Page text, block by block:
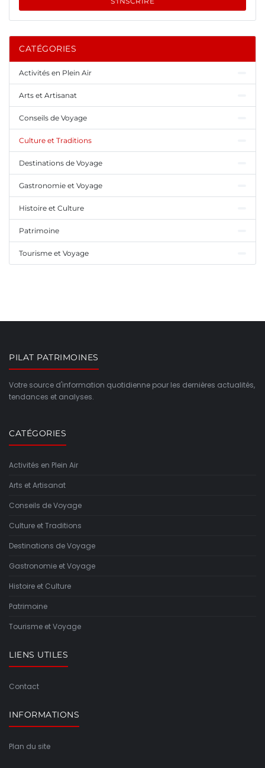
CATÉGORIES
Activités en Plein Air
Arts et Artisanat
Conseils de Voyage
Culture et Traditions
Destinations de Voyage
Gastronomie et Voyage
Histoire et Culture
Patrimoine
Tourisme et Voyage
PILAT PATRIMOINES
Votre source d'information quotidienne pour les dernières actualités,
tendances et analyses.
CATÉGORIES
Activités en Plein Air
Arts et Artisanat
Conseils de Voyage
Culture et Traditions
Destinations de Voyage
Gastronomie et Voyage
Histoire et Culture
Patrimoine
Tourisme et Voyage
LIENS UTILES
Contact
INFORMATIONS
Plan du site